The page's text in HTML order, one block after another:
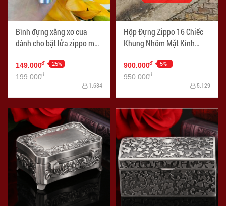
Bình đựng xăng xơ cua
dành cho bật lửa zippo màu
bạc
149.000đ -25%
199.000đ
1.634
Hộp Đựng Zippo 16 Chiếc
Khung Nhôm Mặt Kính
Sang Trong
900.000đ -5%
950.000đ
5.129